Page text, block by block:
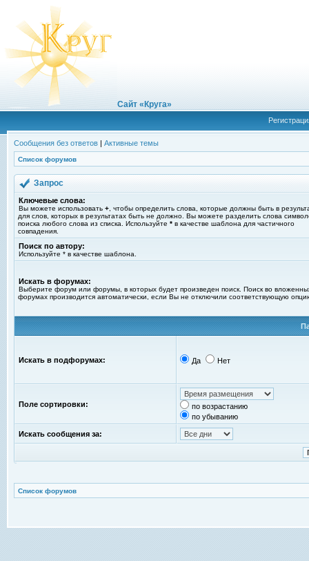
Сайт «Круга»
Сообщения без ответов | Активные темы
Список форумов
Запрос
Ключевые слова:
Вы можете использовать + , чтобы определить слова, которые должны быть в
для слов, которых в результатах быть не должно. Вы можете разделить слова
поиска любого слова из списка. Используйте * в качестве шаблона для частичного
совпадения.
Поиск по автору:
Используйте * в качестве шаблона.
Искать в форумах:
Выберите форум или форумы, в которых будет произведен поиск. Поиск во
форумах производится автоматически, если Вы не отключили соответствующую
Искать в подфорумах: Да Нет
Поле сортировки:
по возрастанию
по убыванию
Искать сообщения за:
Список форумов